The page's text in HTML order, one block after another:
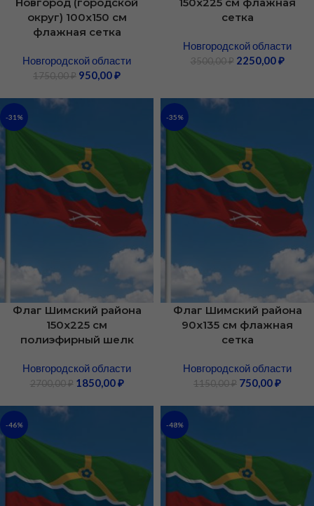
округ) 100х150 см
флажная сетка
Новгородской области
1750,00₽ 950,00₽
сетка
Новгородской области
3500,00₽ 2250,00₽
-31%
Флаг Шимский района
150х225 см
полиэфирный шелк
Новгородской области
2700,00₽ 1850,00₽
-35%
Флаг Шимский района
90х135 см флажная
сетка
Новгородской области
1150,00₽ 750,00₽
-46% -48%